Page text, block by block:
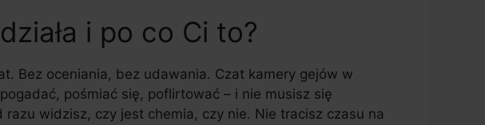
i po co Ci to?
Bez oceniania, bez udawania. Czat kamery gejów w
pośmiać się, poflirtować – i nie musisz się
widzisz, czy jest chemia, czy nie. Nie tracisz czasu na